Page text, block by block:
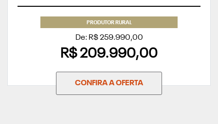
PRODUTOR RURAL
De: R$ 259.990,00
R$ 209.990,00
CONFIRA A OFERTA